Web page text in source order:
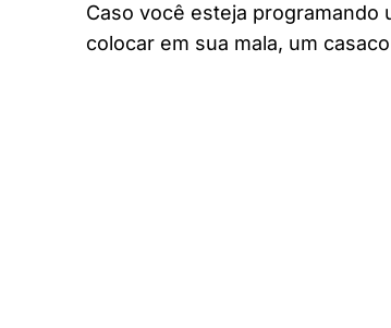
Caso você esteja programando
colocar em sua mala, um